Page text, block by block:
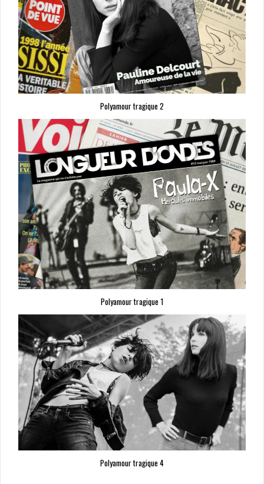
Polyamour tragique 2
Polyamour tragique 1
Polyamour tragique 4